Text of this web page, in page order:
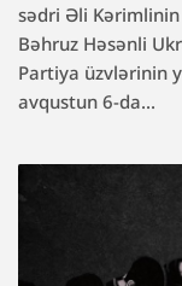
sədri Əli
Bəhruz Həsənli
Partiya üzvlərinin
avqustun 6-da...